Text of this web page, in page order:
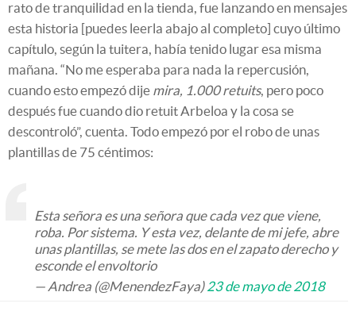
rato de tranquilidad en la tienda, fue lanzando en mensajes
esta historia [puedes leerla abajo al completo] cuyo último
capítulo, según la tuitera, había tenido lugar esa misma
mañana. “No me esperaba para nada la repercusión,
cuando esto empezó dije mira, 1.000 retuits, pero poco
después fue cuando dio retuit Arbeloa y la cosa se
descontroló”, cuenta. Todo empezó por el robo de unas
plantillas de 75 céntimos:
Esta señora es una señora que cada vez que viene,
roba. Por sistema. Y esta vez, delante de mi jefe, abre
unas plantillas, se mete las dos en el zapato derecho y
esconde el envoltorio
— Andrea (@MenendezFaya)23 de mayo de 2018